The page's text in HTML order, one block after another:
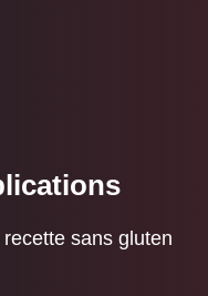
sans gluten